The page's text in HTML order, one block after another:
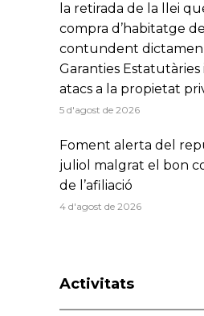
la retirada de la llei
compra d’habitatge
contundent dictamen
Garanties Estatutàries
atacs a la propietat
5 d'agost de 2026
Foment alerta del
juliol malgrat el bon
de l’afiliació
4 d'agost de 2026
Activitats